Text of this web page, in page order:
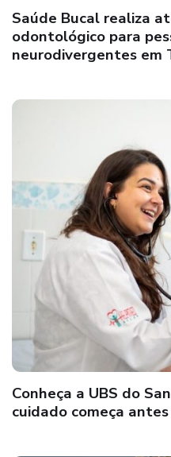
Saúde Bucal realiza
odontológico para
neurodivergentes em
Conheça a UBS do
cuidado começa